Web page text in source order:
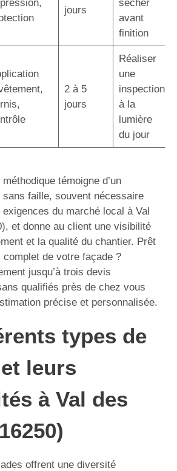
jours
sécher
avant
finition
2 à 5
jours
Réaliser
une
inspection
à la
lumière
du jour
témoigne d’un
faille, souvent nécessaire
du marché local à Val
et donne au client une visibilité
et la qualité du chantier. Prêt
complet de votre façade ?
jusqu’à trois devis
qualifiés près de chez vous
précise et personnalisée.
types de
leurs
à Val des
offrent une diversité